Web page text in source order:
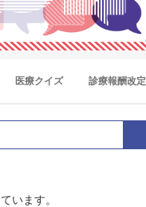
医療クイズ 診療報酬改定
います。